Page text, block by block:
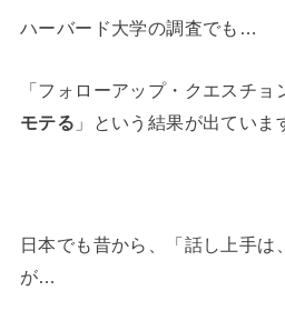
ハーバード大学の調査でも…
「フォローアップ・クエスチ
モテる 」という結果が出ていま
日本でも昔から、「話し上手は
が…